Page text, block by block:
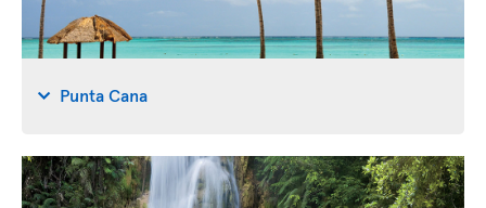
Punta Cana